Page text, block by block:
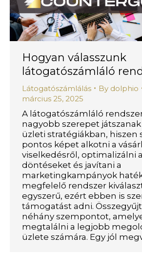
Hogyan válasszunk
látogatószámláló
Látogatószámlálás By dolphio
március 25, 2025
A látogatószámláló
nagyobb szerepet
üzleti stratégiákban, hiszen
pontos képet alkotni a
viselkedésről, optimalizálni
döntéseket és javítani a
marketingkampányok
megfelelő rendszer
egyszerű, ezért ebben is
támogatást adni.
néhány szempontot,
megtalálni a legjobb
üzlete számára. Egy jól